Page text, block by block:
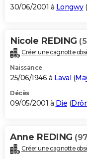
30/06/2001 à Longwy(
Nicole REDING
Créer une cagnotte
Naissance
25/06/1946 à Laval (
Décès
09/05/2001 à Die (
Anne REDING
Créer une cagnotte